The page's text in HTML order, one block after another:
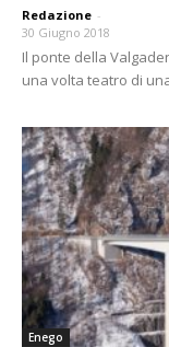
Redazione -
30 Giugno 2018
Il ponte della
una volta teatro di
Enego